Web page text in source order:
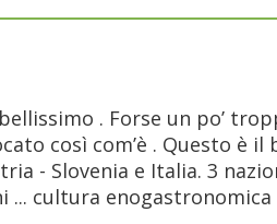
. Forse un po’
così com’è . Questo è
- Slovenia e Italia. 3
cultura